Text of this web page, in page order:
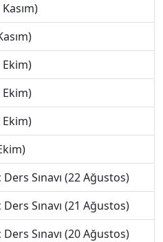
Ekim)
Ekim)
Ekim)
Sınavı (22 Ağustos)
Sınavı (21 Ağustos)
Sınavı (20 Ağustos)